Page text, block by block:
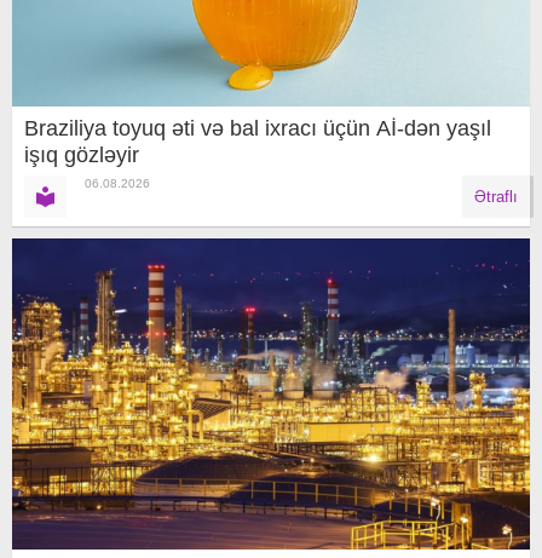
Braziliya toyuq əti və bal ixracı üçün Aİ-dən yaşıl
işıq gözləyir
06.08.2026
Ətraflı